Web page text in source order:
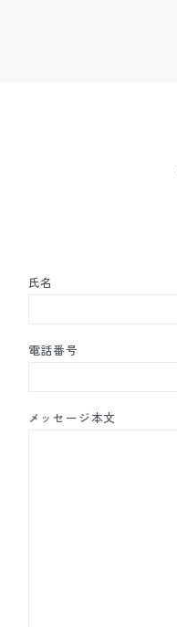
氏名
電話番号
メッセージ本文